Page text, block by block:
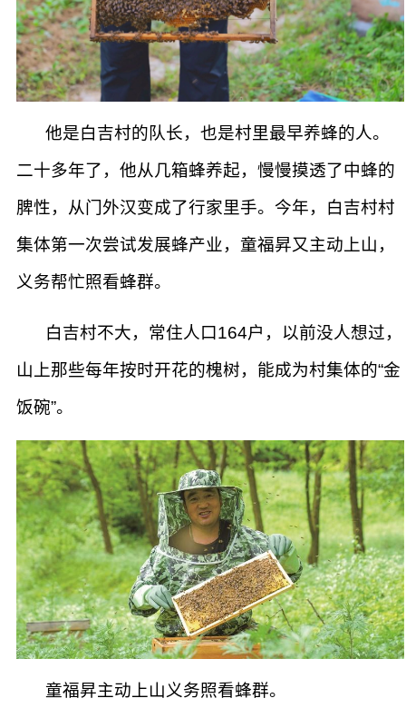
他是白吉村的队长，也是村里最早养蜂的人。
二十多年了，他从几箱蜂养起，慢慢摸透了中蜂的
脾性，从门外汉变成了行家里手。今年，白吉村村
集体第一次尝试发展蜂产业，童福昇又主动上山，
义务帮忙照看蜂群。
白吉村不大，常住人口164户，以前没人想过，
山上那些每年按时开花的槐树，能成为村集体的“金
饭碗”。
童福昇主动上山义务照看蜂群。